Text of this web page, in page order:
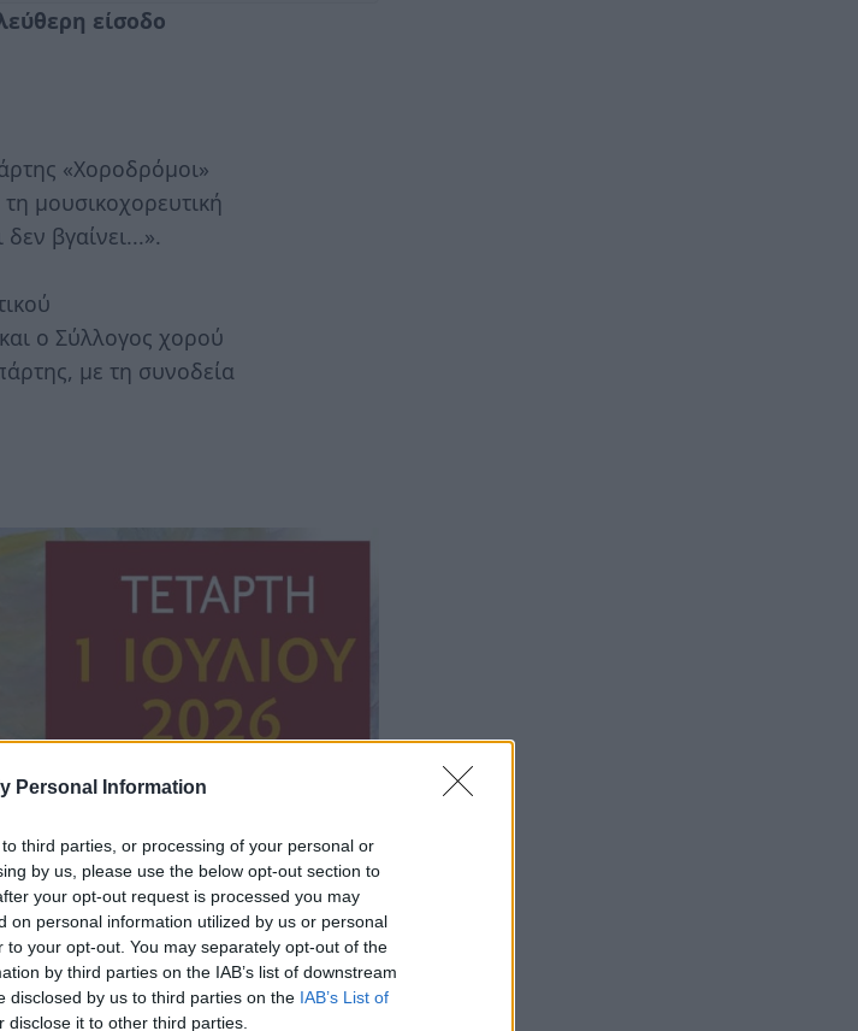
Personal Information
third parties, or processing of your personal or
by us, please use the below opt-out section to
your opt-out request is processed you may
on personal information utilized by us or personal
your opt-out. You may separately opt-out of the
by third parties on the IAB’s list of downstream
disclosed by us to third parties on the IAB’s List of
disclose it to other third parties.
είσοδο
«Χοροδρόμοι»
μουσικοχορευτική
βγαίνει...».
ο Σύλλογος χορού
με τη συνοδεία